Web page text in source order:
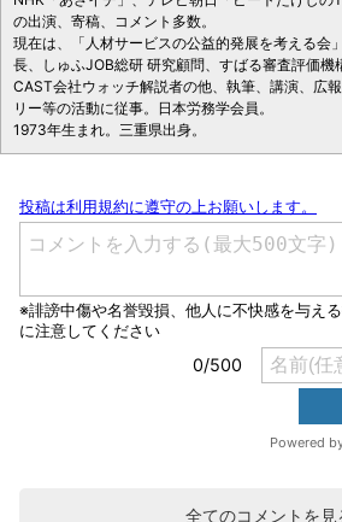
の出演、寄稿、コメント多数。
現在は、「人材サービスの公益的発展を考える会
長、しゅふJOB総研 研究顧問、すばる審査評価機
CAST会社ウォッチ解説者の他、執筆、講演、広
リー等の活動に従事。日本労務学会員。
1973年生まれ。三重県出身。
全てのコメントを見